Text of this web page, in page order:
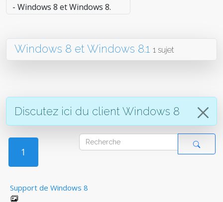
Windows 8 et Windows 8.1 1 sujet
Discutez ici du client Windows 8
1
Support de Windows 8